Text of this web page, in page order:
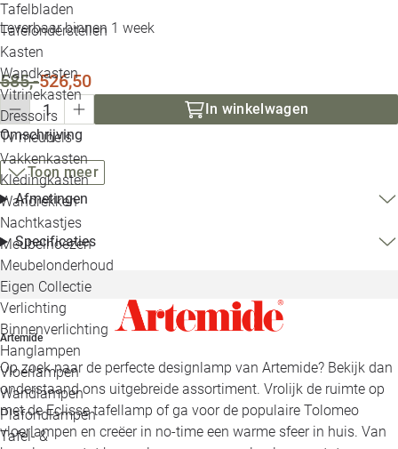
Tafelbladen
Tafelonderstellen
Kasten
Wandkasten
Vitrinekasten
Dressoirs
Tv meubels
Vakkenkasten
Kledingkasten
Wandrekken
Nachtkastjes
Meubelhoezen
Meubelonderhoud
Eigen Collectie
Verlichting
Binnenverlichting
Hanglampen
Vloerlampen
Wandlampen
Plafondlampen
Tafel- &
Leverbaar binnen 1 week
585,-526,50
In winkelwagen
Omschrijving
Toon meer
Afmetingen
Specificaties
Artemide
Op zoek naar de perfecte designlamp van Artemide? Bekijk dan
onderstaand ons uitgebreide assortiment. Vrolijk de ruimte op
met de Eclisse tafellamp of ga voor de populaire Tolomeo
vloerlampen en creëer in no-time een warme sfeer in huis. Van